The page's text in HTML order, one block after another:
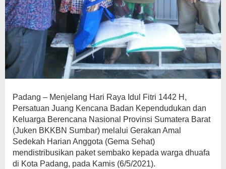
Padang – Menjelang Hari Raya Idul Fitri 1442 H,
Persatuan Juang Kencana Badan Kependudukan dan
Keluarga Berencana Nasional Provinsi Sumatera Barat
(Juken BKKBN Sumbar) melalui Gerakan Amal
Sedekah Harian Anggota (Gema Sehat)
mendistribusikan paket sembako kepada warga dhuafa
di Kota Padang, pada Kamis (6/5/2021).